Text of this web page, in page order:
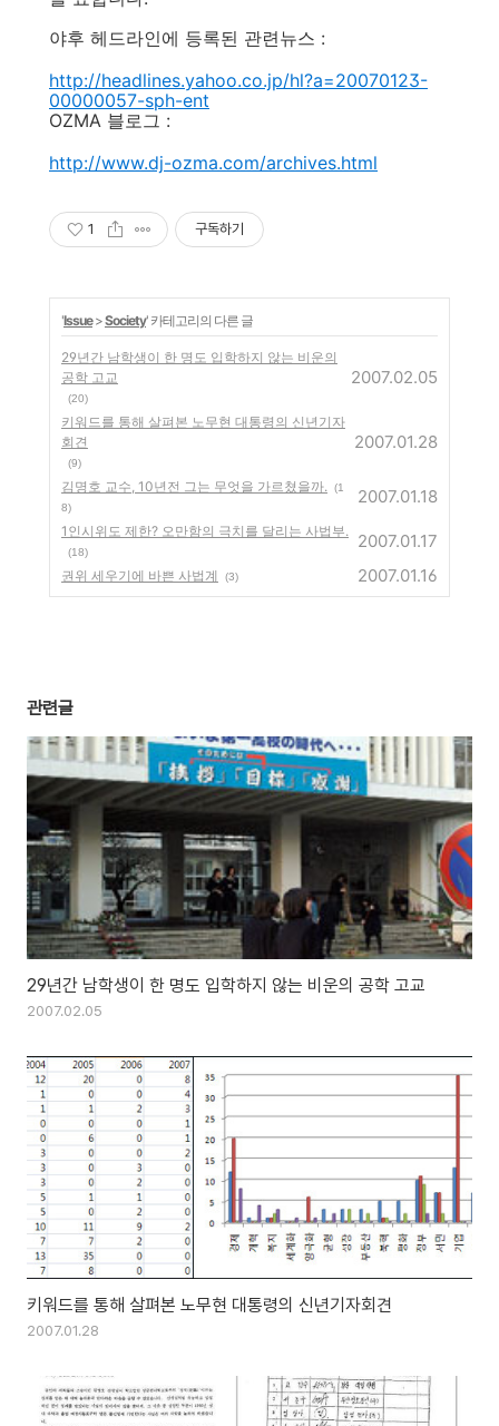
야후 헤드라인에 등록된 관련뉴스 :
http://headlines.yahoo.co.jp/hl?a=20070123-
00000057-sph-ent
OZMA 블로그 :
http://www.dj-ozma.com/archives.html
1 구독하기
'Issue>Society' 카테고리의 다른 글
29년간 남학생이 한 명도 입학하지 않는 비운의
공학 고교
(20)
2007.02.05
키워드를 통해 살펴본 노무현 대통령의 신년기자
회견
(9)
2007.01.28
김명호 교수, 10년전 그는 무엇을 가르쳤을까. (1
8)
2007.01.18
1인시위도 제한? 오만함의 극치를 달리는 사법부.
(18)
2007.01.17
권위 세우기에 바쁜 사법계 (3) 2007.01.16
관련글
29년간 남학생이 한 명도 입학하지 않는 비운의 공학 고교
2007.02.05
키워드를 통해 살펴본 노무현 대통령의 신년기자회견
2007.01.28